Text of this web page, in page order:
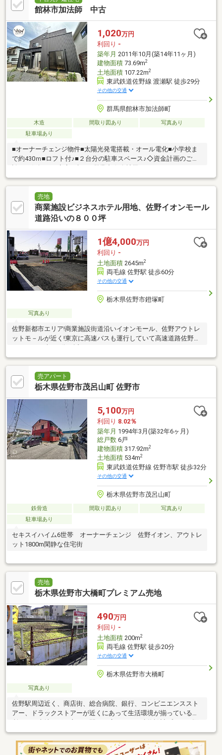
館林市加法師 中古
1,020万円
利回り -
築年月 2011年10月(築14年11ヶ月)
建物面積73.69m2
土地面積107.22m2
東武鉄道佐野線 渡瀬駅 徒歩29分
その他の交通
群馬県館林市加法師町
木造 間取り図あり
写真あり
駐車場あり
■オーナーチェンジ物件■太陽光発電搭載・オール電化■小学校ま
で約430ｍ■ロフト付♪■２台分の駐車スペース♪◇資金計画のご相
売地
商業施設ビジネスホテル用地、佐野イオンモール
道路沿いの８００坪
1億4,000万円
利回り -
土地面積2645m2
両毛線 佐野駅 徒歩60分
その他の交通
栃木県佐野市鐙塚町
写真あり
佐野新都市エリア!商業施設街道沿いイオンモール、佐野アウトレ
ットモ－ルが近く!東京に高速バスも運行していて高速道路佐野イ
売アパート
栃木県佐野市茂呂山町 佐野市
5,100万円
利回り 8.02％
築年月 1994年3月(築32年6ヶ月)
総戸数6戸
建物面積317.92m2
土地面積534m2
東武鉄道佐野線 佐野市駅 徒歩32分
その他の交通
栃木県佐野市茂呂山町
鉄骨造 間取り図あり
写真あり
駐車場あり
セキスイハイム6世帯 オーナーチェンジ 佐野イオン、アウトレ
ット1800m閑静な住宅街
売地
栃木県佐野市大橋町プレミアム売地
490万円
利回り -
土地面積200m2
両毛線 佐野駅 徒歩20分
その他の交通
栃木県佐野市大橋町
写真あり
佐野駅周辺近く、商店街、総合病院、銀行、コンビニエンススト
アー、ドラックストアーが近くにあって生活環境が揃っている場
まずできますよ。